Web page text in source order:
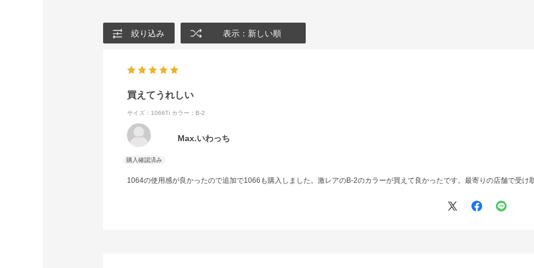
絞り込み 表示：新しい順
買えてうれしい
サイズ：1066Ti カラー：B-2
Max.いわっち
1064の使用感が良かったので追加で1066も購入しました。激レアのB-2のカラーが買えて良かったです。最寄りの店舗で受け